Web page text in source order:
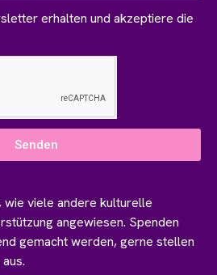
erhalten und akzeptiere die
Senden
wie viele andere kulturelle
angewiesen. Spenden
gemacht werden, gerne stellen